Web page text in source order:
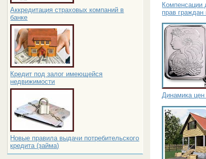
Аккредитация страховых компаний в
банке
Кредит под залог имеющейся
недвижимости
Новые правила выдачи потребительского
кредита (займа)
прав граждан
Динамика